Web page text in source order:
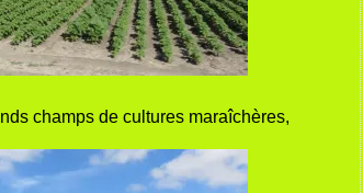
champs de cultures maraîchères,